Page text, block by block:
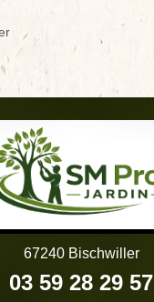
67240 Bischwiller
03 59 28 29 57